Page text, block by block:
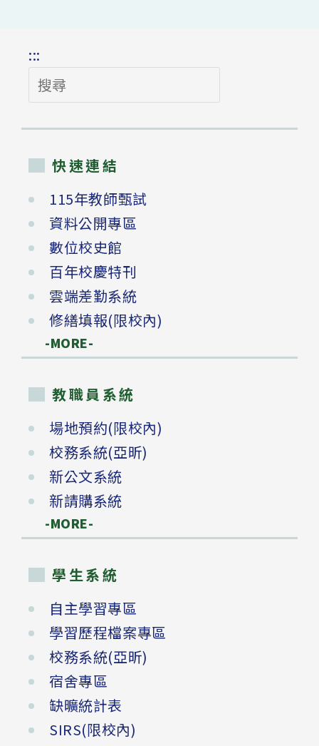
:::
搜
尋
快速連結
115年教師甄試
資料公開專區
數位校史館
百年校慶特刊
雲端差勤系統
修繕填報(限校內)
-MORE-
教職員系統
場地預約(限校內)
校務系統(亞昕)
新公文系統
新請購系統
-MORE-
學生系統
自主學習專區
學習歷程檔案專區
校務系統(亞昕)
宿舍專區
缺曠統計表
SIRS(限校內)